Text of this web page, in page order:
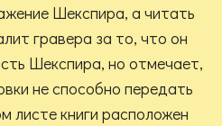
Шекспира, а читать
гравера за то, что он
Шекспира, но отмечает,
не способно передать
листе книги расположен